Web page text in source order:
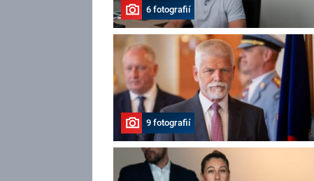
6 fotografií
9 fotografií